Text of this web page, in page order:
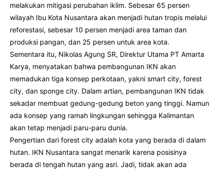
melakukan mitigasi perubahan iklim. Sebesar 65 persen
wilayah Ibu Kota Nusantara akan menjadi hutan tropis melalui
reforestasi, sebesar 10 persen menjadi area taman dan
produksi pangan, dan 25 persen untuk area kota.
Sementara itu, Nikolas Agung SR, Direktur Utama PT Amarta
Karya, menyatakan bahwa pembangunan IKN akan
memadukan tiga konsep perkotaan, yakni smart city, forest
city, dan sponge city. Dalam artian, pembangunan IKN tidak
sekadar membuat gedung-gedung beton yang tinggi. Namun
ada konsep yang ramah lingkungan sehingga Kalimantan
akan tetap menjadi paru-paru dunia.
Pengertian dari forest city adalah kota yang berada di dalam
hutan. IKN Nusantara sangat menarik karena posisinya
berada di tengah hutan yang asri. Jadi, tidak akan ada